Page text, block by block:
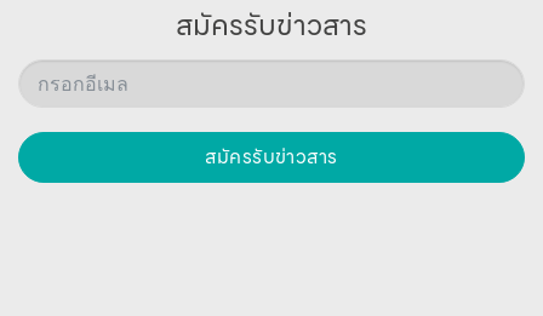
สมัครรับข่าวสาร
สมัครรับข่าวสาร